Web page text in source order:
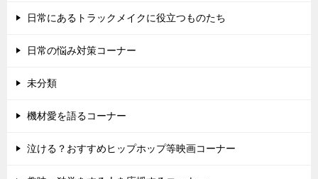
日常にあるトラックメイクに役立つものたち
日常の悩み対策コーナー
未分類
機材愛を語るコーナー
泣ける？おすすめヒップホップ等映画コーナー